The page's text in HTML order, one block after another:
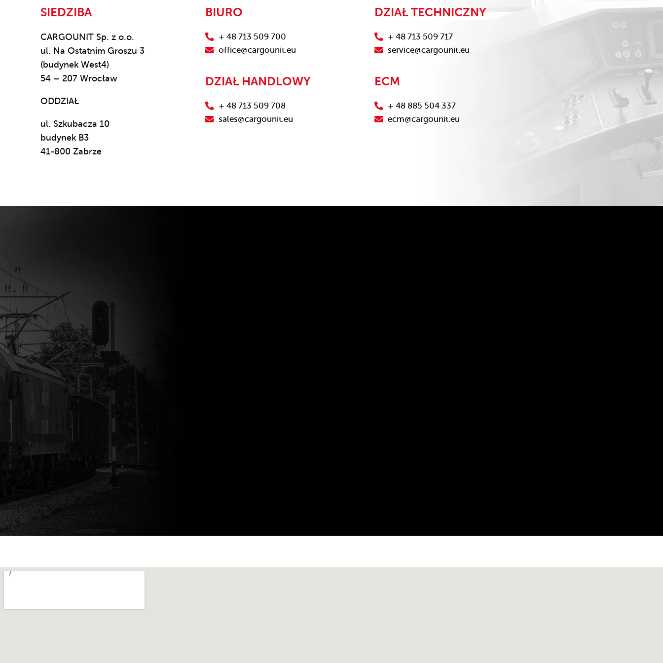
SIEDZIBA
CARGOUNIT Sp. z o.o.
ul. Na Ostatnim Groszu 3
(budynek West4)
54 – 207 Wrocław
ODDZIAŁ
ul. Szkubacza 10
budynek B3
41-800 Zabrze
BIURO
+ 48 713 509 700
office@cargounit.eu
DZIAŁ HANDLOWY
+ 48 713 509 708
sales@cargounit.eu
DZIAŁ TECHNICZNY
+ 48 713 509 717
service@cargounit.eu
ECM
+ 48 885 504 337
ecm@cargounit.eu